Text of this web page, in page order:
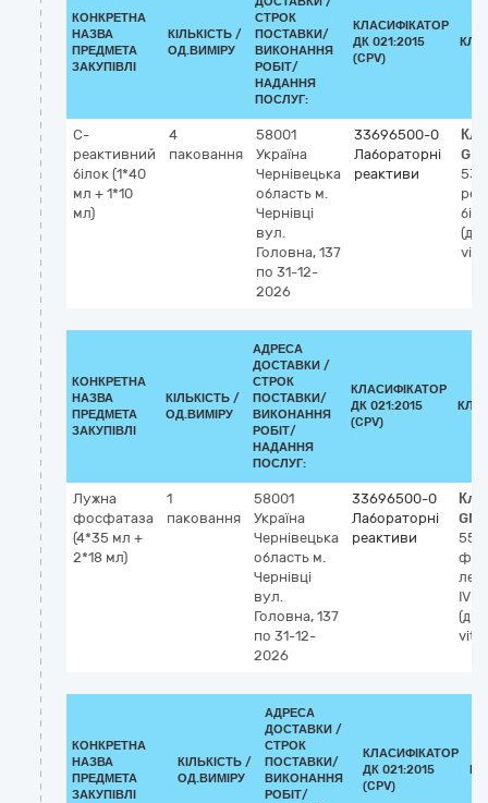
КОНКРЕТНА
НАЗВА
ПРЕДМЕТА
ЗАКУПІВЛІ
КІЛЬКІСТЬ /
ОД.ВИМІРУ
СТРОК
ПОСТАВКИ/
ВИКОНАННЯ
РОБІТ/
НАДАННЯ
ПОСЛУГ:
КЛАСИФІКАТОР
ДК 021:2015
(CPV)
C-
реактивний
білок (1*40
мл + 1*10
мл)
4
паковання
58001
Україна
Чернівецька
область м.
Чернівці
вул.
Головна, 137
по 31-12-
2026
33696500-0
Лабораторні
реактиви
КОНКРЕТНА
НАЗВА
ПРЕДМЕТА
ЗАКУПІВЛІ
КІЛЬКІСТЬ /
ОД.ВИМІРУ
АДРЕСА
ДОСТАВКИ /
СТРОК
ПОСТАВКИ/
ВИКОНАННЯ
РОБІТ/
НАДАННЯ
ПОСЛУГ:
КЛАСИФІКАТОР
ДК 021:2015
(CPV)
Лужна
фосфатаза
(4*35 мл +
2*18 мл)
1
паковання
58001
Україна
Чернівецька
область м.
Чернівці
вул.
Головна, 137
по 31-12-
2026
33696500-0
Лабораторні
реактиви
IVD
КОНКРЕТНА
НАЗВА
ПРЕДМЕТА
ЗАКУПІВЛІ
КІЛЬКІСТЬ /
ОД.ВИМІРУ
АДРЕСА
ДОСТАВКИ /
СТРОК
ПОСТАВКИ/
ВИКОНАННЯ
РОБІТ/
КЛАСИФІКАТОР
ДК 021:2015
(CPV)